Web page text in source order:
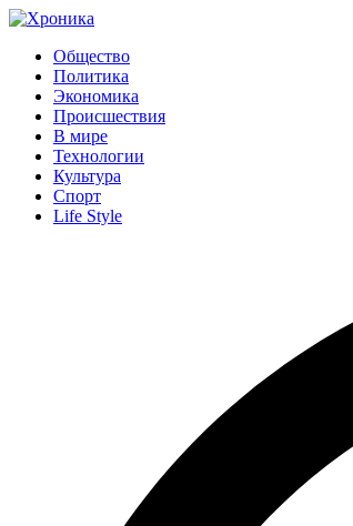
Общество
Политика
Экономика
Происшествия
В мире
Технологии
Культура
Спорт
Life Style